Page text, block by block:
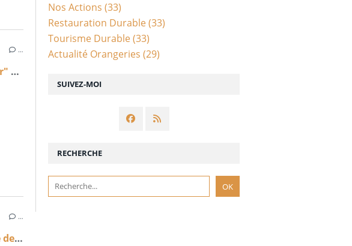
…
Les Orangeries "Sustainable Star" parmi les 30 meilleures adresses durables d'Europe en 2022
…
Alastair Sawdays, premier guide de Tourisme à être labellisé B CORP :) Congrats !
SUIVEZ-MOI
RECHERCHE
Nos Actions (33)
Restauration Durable(33)
Tourisme Durable(33)
Actualité Orangeries (29)